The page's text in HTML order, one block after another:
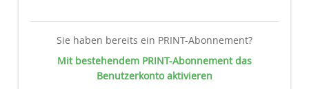
Sie haben bereits ein PRINT-Abonnement?
Mit bestehendem PRINT-Abonnement das
Benutzerkonto aktivieren